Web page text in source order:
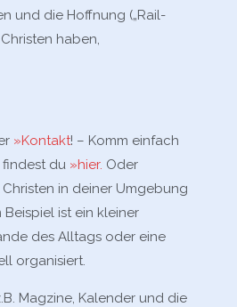
und die Hoffnung („Rail-
haben,
»Kontakt! – Komm einfach
findest du »hier. Oder
in deiner Umgebung
ist ein kleiner
des Alltags oder eine
organisiert.
Magzine, Kalender und die